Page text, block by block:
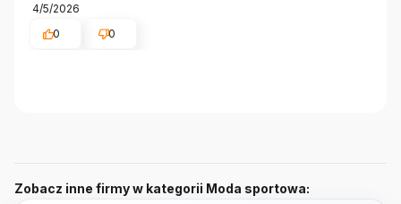
4/5/2026
0
0
Zobacz inne firmy w kategorii Moda sportowa: